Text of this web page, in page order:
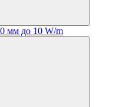
мм до 10 W/m